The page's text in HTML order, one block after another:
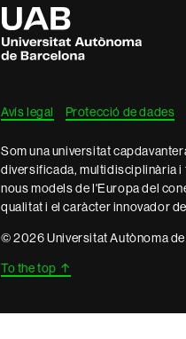
Universitat
Autònoma
de
Barcelona
Avís legal Protecció de dades
Som una universitat
diversificada, multidisciplinària i
nous models de l'Europa del
qualitat i el caràcter innovador
© 2026 Universitat Autònoma
To the top ↑